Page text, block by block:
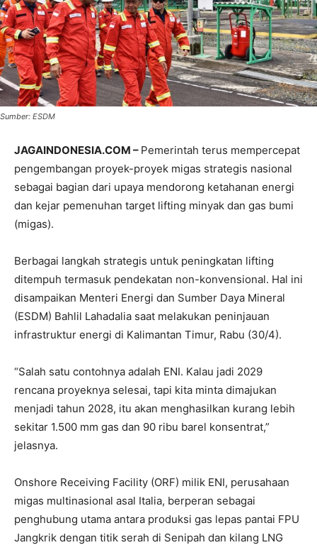
Sumber: ESDM
JAGAINDONESIA.COM – Pemerintah terus mempercepat
pengembangan proyek-proyek migas strategis nasional
sebagai bagian dari upaya mendorong ketahanan energi
dan kejar pemenuhan target lifting minyak dan gas bumi
(migas).
Berbagai langkah strategis untuk peningkatan lifting
ditempuh termasuk pendekatan non-konvensional. Hal ini
disampaikan Menteri Energi dan Sumber Daya Mineral
(ESDM) Bahlil Lahadalia saat melakukan peninjauan
infrastruktur energi di Kalimantan Timur, Rabu (30/4).
“Salah satu contohnya adalah ENI. Kalau jadi 2029
rencana proyeknya selesai, tapi kita minta dimajukan
menjadi tahun 2028, itu akan menghasilkan kurang lebih
sekitar 1.500 mm gas dan 90 ribu barel konsentrat,”
jelasnya.
Onshore Receiving Facility (ORF) milik ENI, perusahaan
migas multinasional asal Italia, berperan sebagai
penghubung utama antara produksi gas lepas pantai FPU
Jangkrik dengan titik serah di Senipah dan kilang LNG